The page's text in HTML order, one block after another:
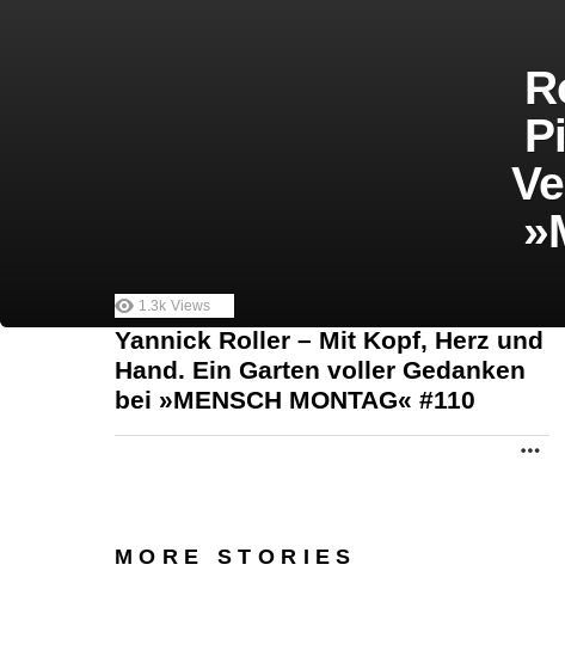
1.3k Views
Yannick Roller – Mit Kopf, Herz und
Hand. Ein Garten voller Gedanken
bei »MENSCH MONTAG« #110
MORE STORIES